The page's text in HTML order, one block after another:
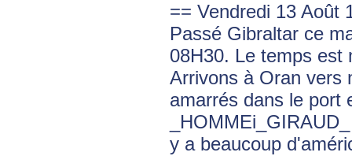
== Vendredi 13 Août
Passé Gibraltar ce
08H30. Le temps
Arrivons à Oran vers
amarrés dans le port
y a beaucoup